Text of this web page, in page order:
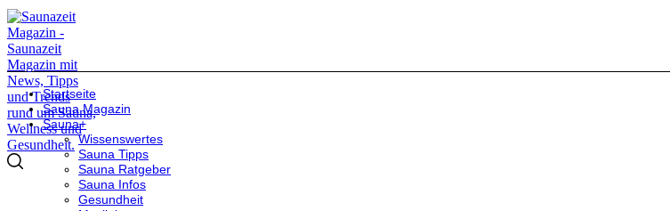
Startseite
Sauna Magazin
Sauna+
Wissenswertes
Sauna Tipps
Sauna Ratgeber
Sauna Infos
Gesundheit